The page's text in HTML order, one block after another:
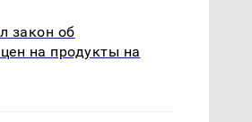
закон об
на продукты на